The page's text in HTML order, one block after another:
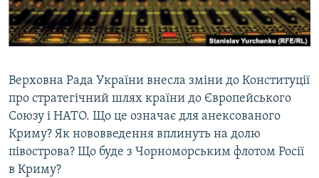
УКРАЇНСЬКА ПРОБЛЕМА КРИМУ
ІНФОГРАФІКА
Qırımtatar
ДОЛУЧАЙСЯ!
Усі сайти RFE/RL
Верховна Рада України внесла зміни до Конституції
про стратегічний шлях країни до Європейського
Союзу і НАТО. Що це означає для анексованого
Криму? Як нововведення вплинуть на долю
півострова? Що буде з Чорноморським флотом Росії
в Криму?